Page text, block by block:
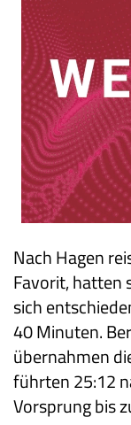
Nach Hagen
Favorit, hatten
sich
40 Minuten.
übernahmen
führten 25:12
Vorsprung bis